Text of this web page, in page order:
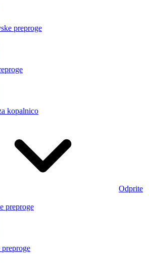
preproge
kopalnico
Odprite
preproge